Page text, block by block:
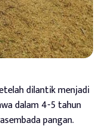
dilantik menjadi
dalam 4-5 tahun
pangan.